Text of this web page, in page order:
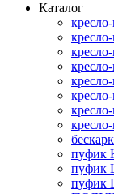
Каталог
пуфик